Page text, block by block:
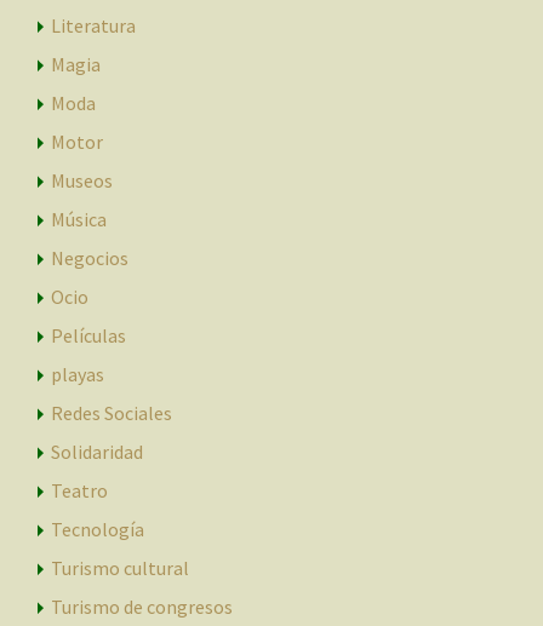
Literatura
Magia
Moda
Motor
Museos
Música
Negocios
Ocio
Películas
playas
Redes Sociales
Solidaridad
Teatro
Tecnología
Turismo cultural
Turismo de congresos